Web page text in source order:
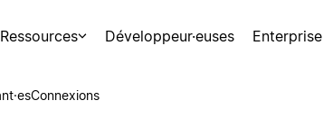
Ressources Développeur·euses Enterprise
Connexions